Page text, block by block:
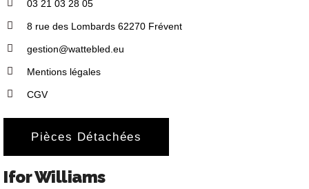
03 21 03 28 05
8 rue des Lombards 62270 Frévent
gestion@wattebled.eu
Mentions légales
CGV
Pièces Détachées
Ifor Williams